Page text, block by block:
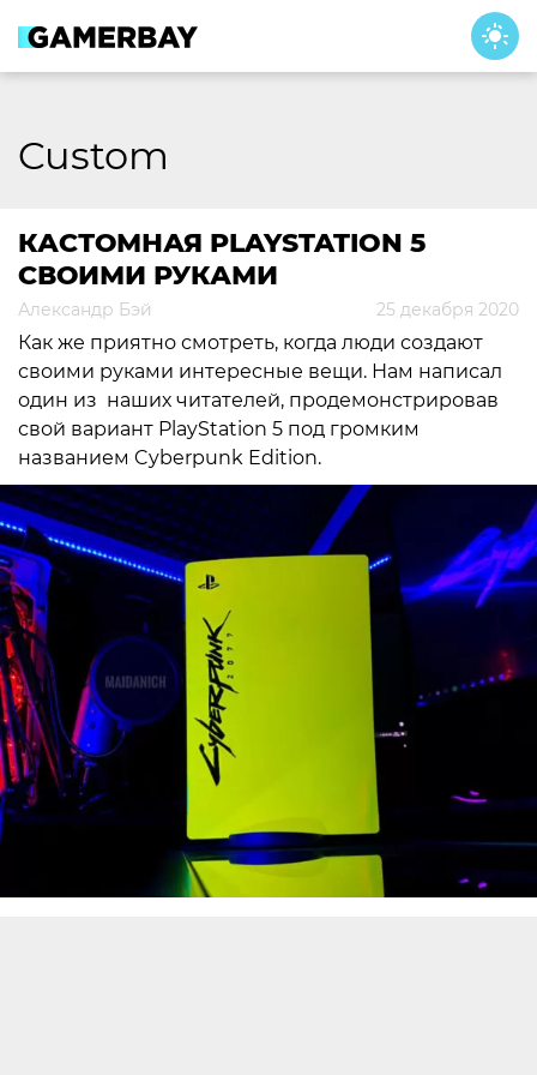
content
Custom
КАСТОМНАЯ PLAYSTATION 5
СВОИМИ РУКАМИ
Александр Бэй 25 декабря 2020
Как же приятно смотреть, когда люди создают
своими руками интересные вещи. Нам написал
один из наших читателей, продемонстрировав
свой вариант PlayStation 5 под громким
названием Cyberpunk Edition.